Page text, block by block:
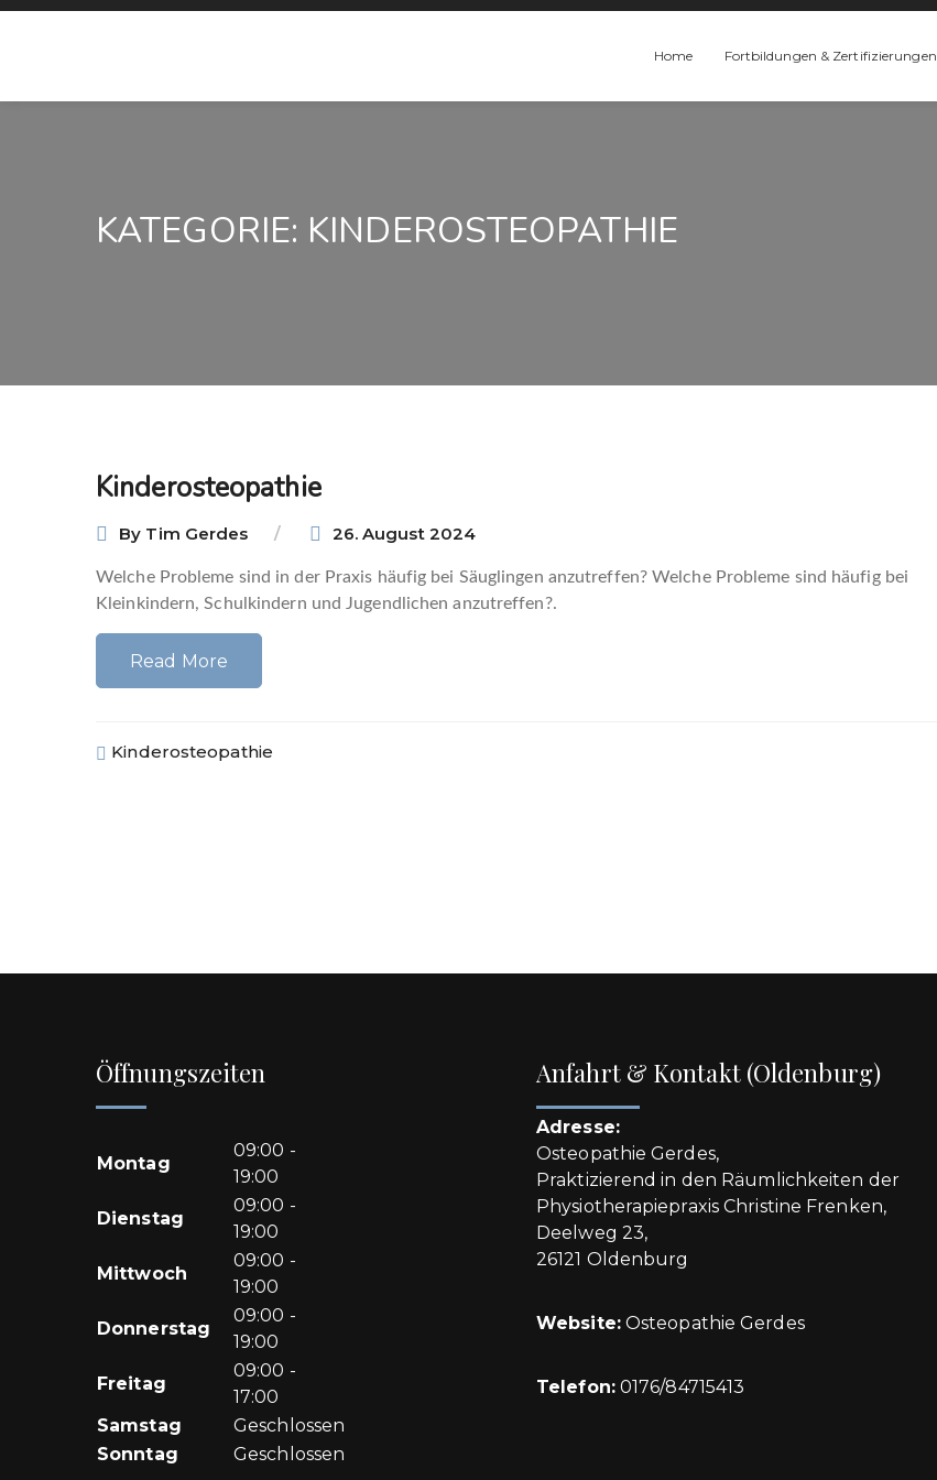
Home Fortbildungen & Zertifizierungen
KATEGORIE: KINDEROSTEOPATHIE
Kinderosteopathie
By Tim Gerdes 26. August 2024
Welche Probleme sind in der Praxis häufig bei Säuglingen anzutreffen? Welche Probleme sind häufig bei
Kleinkindern, Schulkindern und Jugendlichen anzutreffen?.
Read More
Kinderosteopathie
Öffnungszeiten
Montag
09:00 -
19:00
Dienstag
09:00 -
19:00
Mittwoch
09:00 -
19:00
Donnerstag
09:00 -
19:00
Freitag
09:00 -
17:00
Samstag
Geschlossen
Sonntag
Geschlossen
Anfahrt & Kontakt (Oldenburg)
Adresse:
Osteopathie Gerdes,
Praktizierend in den Räumlichkeiten der
Physiotherapiepraxis Christine Frenken,
Deelweg 23,
26121 Oldenburg
Website: Osteopathie Gerdes
Telefon:0176/84715413